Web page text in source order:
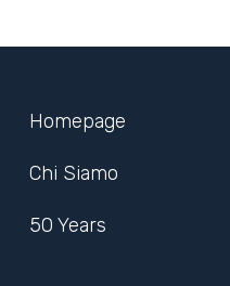
Homepage
Chi Siamo
50 Years